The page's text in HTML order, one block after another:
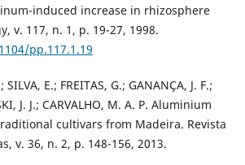
induced increase in rhizosphere
v. 117, n. 1, p. 19-27, 1998.
pp.117.1.19
E.; FREITAS, G.; GANANÇA, J. F.;
J. J.; CARVALHO, M. A. P. Aluminium
cultivars from Madeira. Revista
v. 36, n. 2, p. 148-156, 2013.